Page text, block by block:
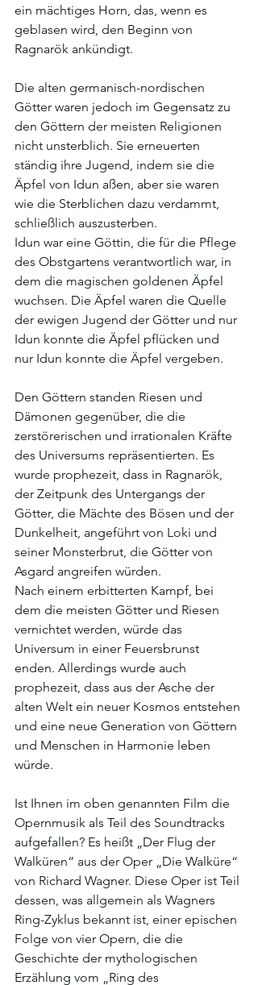
ein mächtiges Horn, das, wenn es
geblasen wird, den Beginn von
Ragnarök ankündigt.
Die alten germanisch-nordischen
Götter waren jedoch im Gegensatz zu
den Göttern der meisten Religionen
nicht unsterblich. Sie erneuerten
ständig ihre Jugend, indem sie die
Äpfel von Idun aßen, aber sie waren
wie die Sterblichen dazu verdammt,
schließlich auszusterben.
Idun war eine Göttin, die für die Pflege
des Obstgartens verantwortlich war, in
dem die magischen goldenen Äpfel
wuchsen. Die Äpfel waren die Quelle
der ewigen Jugend der Götter und nur
Idun konnte die Äpfel pflücken und
nur Idun konnte die Äpfel vergeben.
Den Göttern standen Riesen und
Dämonen gegenüber, die die
zerstörerischen und irrationalen Kräfte
des Universums repräsentierten. Es
wurde prophezeit, dass in Ragnarök,
der Zeitpunk des Untergangs der
Götter, die Mächte des Bösen und der
Dunkelheit, angeführt von Loki und
seiner Monsterbrut, die Götter von
Asgard angreifen würden.
Nach einem erbitterten Kampf, bei
dem die meisten Götter und Riesen
vernichtet werden, würde das
Universum in einer Feuersbrunst
enden. Allerdings wurde auch
prophezeit, dass aus der Asche der
alten Welt ein neuer Kosmos entstehen
und eine neue Generation von Göttern
und Menschen in Harmonie leben
würde.
Ist Ihnen im oben genannten Film die
Opernmusik als Teil des Soundtracks
aufgefallen? Es heißt „Der Flug der
Walküren“ aus der Oper „Die Walküre“
von Richard Wagner. Diese Oper ist Teil
dessen, was allgemein als Wagners
Ring-Zyklus bekannt ist, einer epischen
Folge von vier Opern, die die
Geschichte der mythologischen
Erzählung vom „Ring des